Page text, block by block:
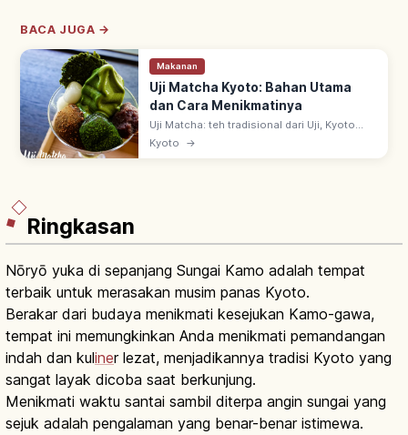
BACA JUGA →
Makanan
Uji Matcha Kyoto: Bahan Utama
dan Cara Menikmatinya
Uji Matcha: teh tradisional dari Uji, Kyoto
selatan—salah satu 3 teh utama Jepang.
Asal era Kamakura ~1191 via benih dari
Kyoto →
Ringkasan
Nōryō yuka di sepanjang Sungai Kamo adalah tempat
terbaik untuk merasakan musim panas Kyoto.
Berakar dari budaya menikmati kesejukan Kamo-gawa,
tempat ini memungkinkan Anda menikmati pemandangan
indah dan kuliner lezat, menjadikannya tradisi Kyoto yang
sangat layak dicoba saat berkunjung.
Menikmati waktu santai sambil diterpa angin sungai yang
sejuk adalah pengalaman yang benar-benar istimewa.